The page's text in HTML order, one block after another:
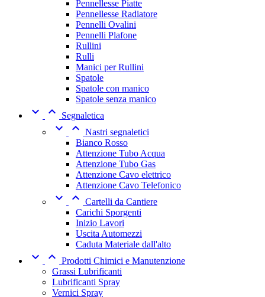
Pennellesse Piatte
Pennellesse Radiatore
Pennelli Ovalini
Pennelli Plafone
Rullini
Rulli
Manici per Rullini
Spatole
Spatole con manico
Spatole senza manico
  Segnaletica
  Nastri segnaletici
Bianco Rosso
Attenzione Tubo Acqua
Attenzione Tubo Gas
Attenzione Cavo elettrico
Attenzione Cavo Telefonico
  Cartelli da Cantiere
Carichi Sporgenti
Inizio Lavori
Uscita Automezzi
Caduta Materiale dall'alto
  Prodotti Chimici e Manutenzione
Grassi Lubrificanti
Lubrificanti Spray
Vernici Spray